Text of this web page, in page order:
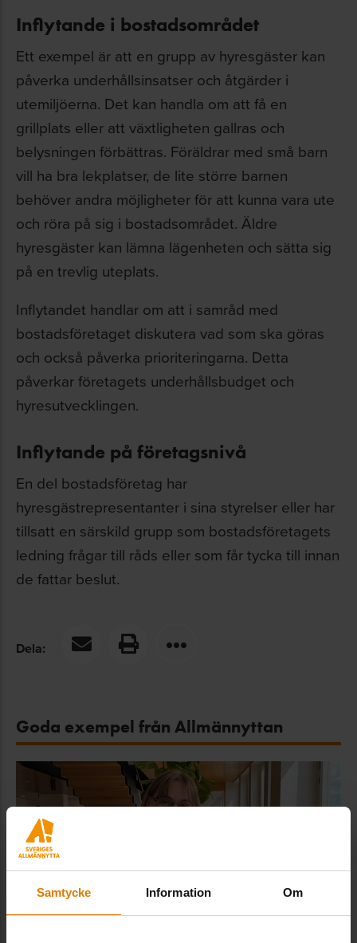
Samtycke Information Om
Inflytande i bostadsområdet
Ett exempel är att en grupp av hyresgäster kan
påverka underhållsinsatser och åtgärder i
utemiljöerna. Det kan handla om att få en
grillplats eller att växtligheten gallras och
belysningen förbättras. Föräldrar med små barn
vill ha bra lekplatser, de lite större barnen
behöver andra möjligheter för att kunna vara ute
och röra på sig i bostadsområdet. Äldre
hyresgäster kan lämna lägenheten och sätta sig
på en trevlig uteplats.
Inflytandet handlar om att i samråd med
bostadsföretaget diskutera vad som ska göras
och också påverka prioriteringarna. Detta
påverkar företagets underhållsbudget och
hyresutvecklingen.
Inflytande på företagsnivå
En del bostadsföretag har
hyresgästrepresentanter i sina styrelser eller har
tillsatt en särskild grupp som bostadsföretagets
ledning frågar till råds eller som får tycka till innan
de fattar beslut.
Dela:
Goda exempel från Allmännyttan